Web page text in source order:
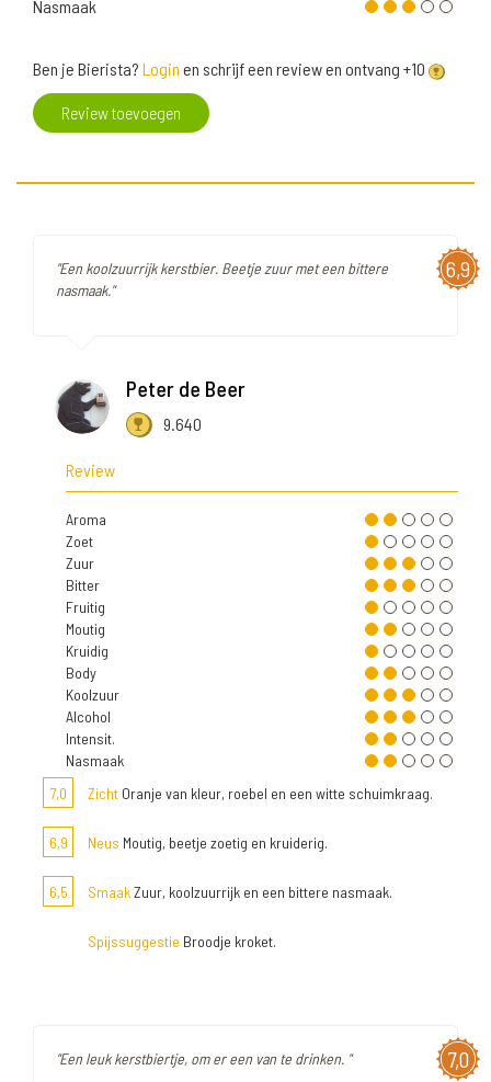
Nasmaak
Ben je Bierista? Login en schrijf een review en ontvang +10
Review toevoegen
6,9
"Een koolzuurrijk kerstbier. Beetje zuur met een bittere
nasmaak."
Peter de Beer
9.640
Review
Aroma
Zoet
Zuur
Bitter
Fruitig
Moutig
Kruidig
Body
Koolzuur
Alcohol
Intensit.
Nasmaak
7,0
Zicht Oranje van kleur, roebel en een witte schuimkraag.
6,9 Neus Moutig, beetje zoetig en kruiderig.
6,5 SmaakZuur, koolzuurrijk en een bittere nasmaak.
Spijssuggestie Broodje kroket.
7,0
"Een leuk kerstbiertje, om er een van te drinken. "